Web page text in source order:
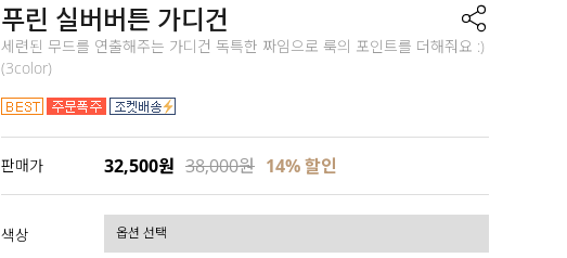
푸린 실버버튼 가디건
세련된 무드를 연출해주는 가디건 독특한 짜임으로 룩의 포인트를 더해줘요 :)
(3color)
판매가 32,500원 38,000원 14% 할인
색상